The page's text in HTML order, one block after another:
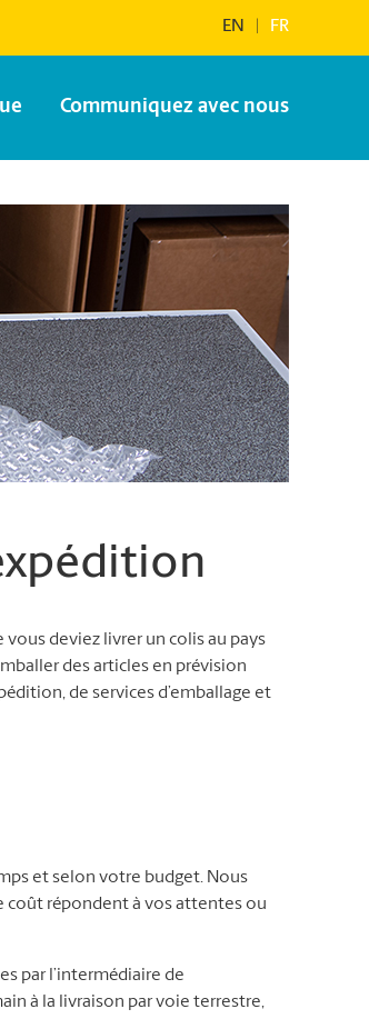
EN FR
Communiquez avec nous
vous deviez livrer un colis au pays
des articles en prévision
de services d’emballage et
et selon votre budget. Nous
coût répondent à vos attentes ou
par l’intermédiaire de
à la livraison par voie terrestre,